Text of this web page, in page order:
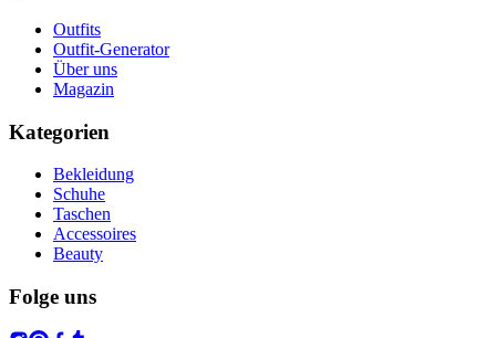
Outfits
Outfit-Generator
Über uns
Magazin
Kategorien
Bekleidung
Schuhe
Taschen
Accessoires
Beauty
Folge uns